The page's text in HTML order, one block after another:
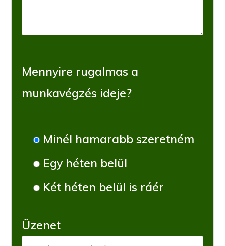
Mennyire rugalmas a
munkavégzés ideje?
Minél hamarabb szeretném
Egy héten belül
Két héten belül is ráér
Üzenet